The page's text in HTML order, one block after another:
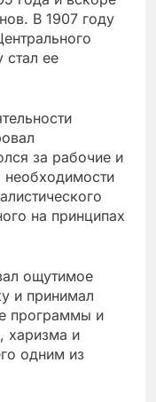
В 1907 году
стал ее
за рабочие и
на принципах
ощутимое
и принимал
программы и
харизма и
одним из